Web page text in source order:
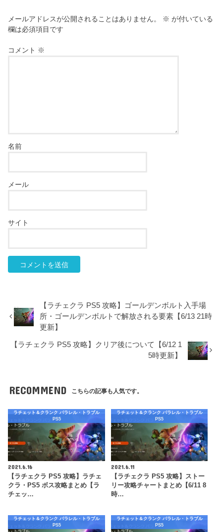
メールアドレスが公開されることはありません。 ※ が付いている
欄は必須項目です
コメント ※
名前
メール
サイト
【ラチェクラ PS5 攻略】ゴールデンボルト入手場
所・ゴールデンボルトで解放される要素【6/13 21時
更新】
【ラチェクラ PS5 攻略】クリア後について【6/12 1
5時更新】
RECOMMEND こちらの記事も人気です。
ラチェット＆クランク パラレル・トラブル
PS5
2021.6.16
【ラチェクラ PS5 攻略】ラチェ
クラ・PS5 ボス攻略まとめ【ラ
チェッ…
ラチェット＆クランク パラレル・トラブル
PS5
2021.6.11
【ラチェクラ PS5 攻略】ストー
リー攻略チャートまとめ【6/11 8
時…
ラチェット＆クランク パラレル・トラブル
PS5
ラチェット＆クランク パラレル・トラブル
PS5